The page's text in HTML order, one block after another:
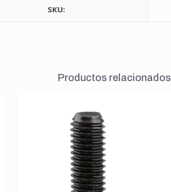
SKU:
Productos relacionados